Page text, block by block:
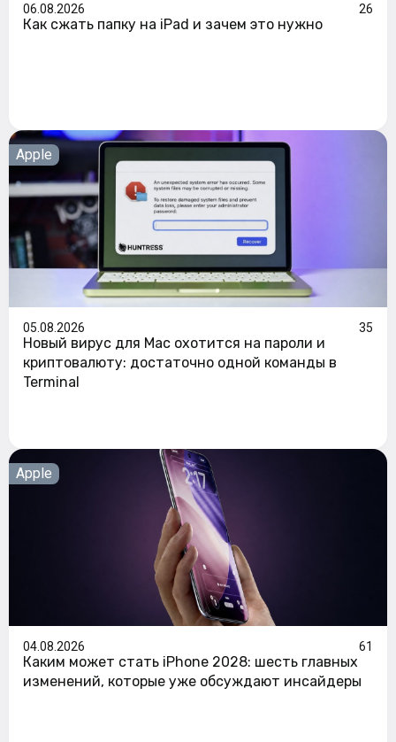
06.08.2026 26
Как сжать папку на iPad и зачем это нужно
Apple
05.08.2026 35
Новый вирус для Mac охотится на пароли и
криптовалюту: достаточно одной команды в
Terminal
Apple
04.08.2026 61
Каким может стать iPhone 2028: шесть главных
изменений, которые уже обсуждают инсайдеры